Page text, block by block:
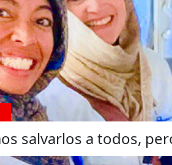
salvarlos a todos,